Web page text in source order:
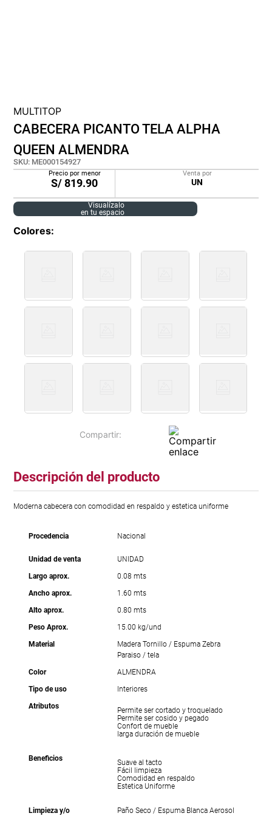
MULTITOP
CABECERA PICANTO TELA ALPHA
QUEEN ALMENDRA
SKU: ME000154927
Precio por menor
S/819.90
Venta por
UN
Visualízalo
en tu espacio
Colores
Descripción del producto
Moderna cabecera con comodidad en respaldo y estetica uniforme
Procedencia Nacional
Unidad de venta
UNIDAD
Largo aprox.
0.08 mts
Ancho aprox.
1.60 mts
Alto aprox.
0.80 mts
Peso Aprox.
15.00 kg/und
Material
Madera Tornillo / Espuma Zebra
Paraiso / tela
Color
ALMENDRA
Tipo de uso
Interiores
Atributos
Permite ser cortado y troquelado
Permite ser cosido y pegado
Confort de mueble
larga duración de mueble
Beneficios
Suave al tacto
Fácil limpieza
Comodidad en respaldo
Estetica Uniforme
Limpieza y/o Paño Seco / Espuma Blanca Aerosol